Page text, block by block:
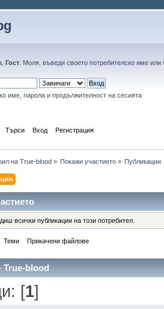
Гост . Моля, въведи своето потребителско име или
име, парола и продължителност на сесията
Търси Вход Регистрация
на True-blood» Покажи участието» Публикации
всички публикации на този потребител.
Теми Прикачени файлове
True-blood
[1]